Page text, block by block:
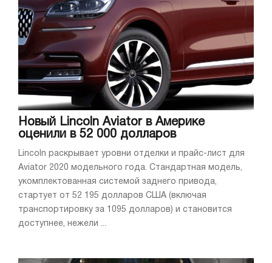
Новый Lincoln Aviator в Америке
оценили в 52 000 долларов
Lincoln раскрывает уровни отделки и прайс-лист для
Aviator 2020 модельного года. Стандартная модель,
укомплектованная системой заднего привода,
стартует от 52 195 долларов США (включая
транспортировку за 1095 долларов) и становится
доступнее, нежели ...